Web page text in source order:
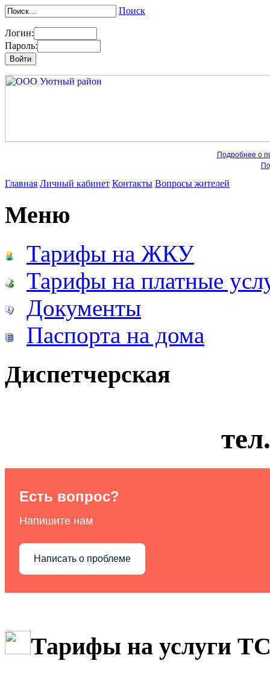
Поиск
Логин:
Пароль:
Подробнее о
Главная Личный кабинет Контакты Вопросы жителей
Меню
Тарифы на ЖКУ
Тарифы на платные
Документы
Паспорта на дома
Диспетчерская
Есть вопрос?
Напишите нам
Написать о проблеме
Тарифы на услуги